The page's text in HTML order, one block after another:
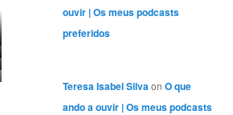
ouvir | Os meus podcasts
preferidos
Teresa Isabel Silva on O que
ando a ouvir | Os meus podcasts